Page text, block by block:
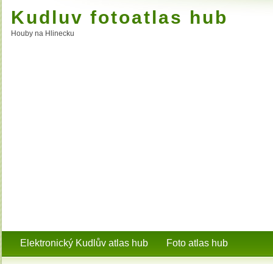
Kudluv fotoatlas hub
Houby na Hlinecku
Elektronický Kudlův atlas hub Foto atlas hub